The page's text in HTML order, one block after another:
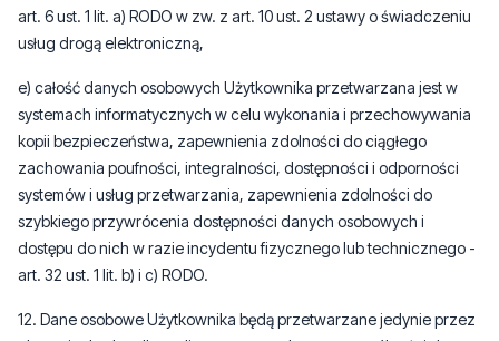
art. 6 ust. 1 lit. a) RODO w zw. z art. 10 ust. 2 ustawy o świadczeniu
usług drogą elektroniczną,
e) całość danych osobowych Użytkownika przetwarzana jest w
systemach informatycznych w celu wykonania i przechowywania
kopii bezpieczeństwa, zapewnienia zdolności do ciągłego
zachowania poufności, integralności, dostępności i odporności
systemów i usług przetwarzania, zapewnienia zdolności do
szybkiego przywrócenia dostępności danych osobowych i
dostępu do nich w razie incydentu fizycznego lub technicznego -
art. 32 ust. 1 lit. b) i c) RODO.
12. Dane osobowe Użytkownika będą przetwarzane jedynie przez